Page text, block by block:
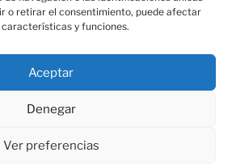
o retirar el consentimiento, puede afectar
y funciones.
Aceptar
Denegar
Ver preferencias
Funciona gracias a WordPress